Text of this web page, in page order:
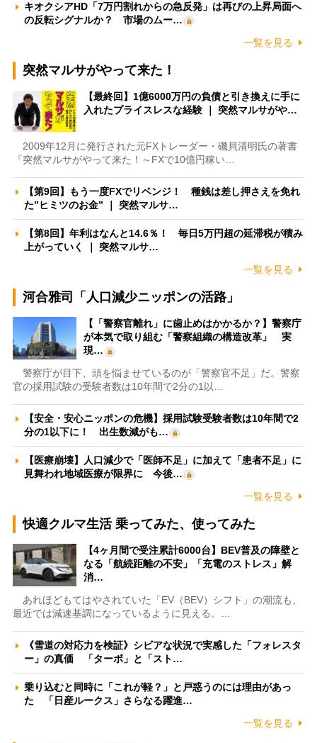
キオクシアHD「7万円割れからの急反発」は再びの上昇局面へ
の反転シグナルか？ 市場のムー…
一覧を見る
突然マルサがやって来た！
【最終回】1億6000万円の負債と引き換えに手に
入れたプライスレスな経験 ｜ 突然マルサがや…
2009年12月に発行された元FXトレーダー・磯貝清明氏の著書
『突然マルサがやって来た！～FXで10億円稼い…
【第9回】もう一度FXでリベンジ！ 種銭は差し押さえを免れ
た”ヒミツのお金” ｜ 突然マルサ…
【第8回】年利はなんと14.6％！ 毎日5万円超の延滞税が積み
上がっていく ｜ 突然マルサ…
一覧を見る
河合雅司「人口減少ニッポンの活路」
【「警察官離れ」に歯止めはかかるか？】警察庁
が本気で取り組む「警察組織の構造改革」 実
現…
警察庁が目下、頭を悩ませているのが「警察官不足」だ。警察
官の採用試験の受験者数は10年間で2分の1以…
【安全・安心ニッポンの危機】採用試験受験者数は10年間で2
分の1以下に！ 出生数減がも…
【医療崩壊】人口減少で「医師不足」に加えて「患者不足」に
見舞われ地域医療が限界に 今後…
一覧を見る
快適クルマ生活 乗ってみた、使ってみた
【4ヶ月間で受注累計6000台】BEV普及の障壁と
なる「航続距離の不安」「充電のストレス」解
消…
あれほどもてはやされていた「EV（BEV）シフト」の潮流も、
最近では減速基調になっているように見える。…
《雪道の対応力を検証》シビアな状況で実感した「フォレスタ
ー」の真価 「ターボ」と「スト…
乗り込むと同時に「これが軽？」と戸惑うのには理由があっ
た 「日産ルークス」さらなる躍進…
一覧を見る